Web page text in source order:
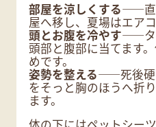
部屋を涼しくする――直
屋へ移し、夏場はエア
頭とお腹を冷やす――タ
頭部と腹部に当てます
めです。
姿勢を整える――死後硬
をそっと胸のほうへ折
ます。